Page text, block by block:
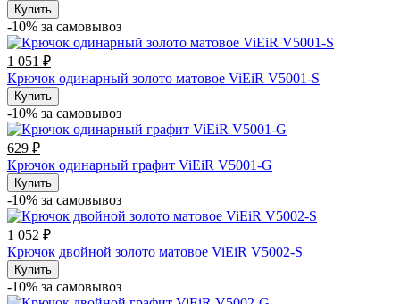
Купить
-10% за cамовывоз
1 051 ₽
Крючок одинарный золото матовое ViEiR V5001-S
Купить
-10% за cамовывоз
629 ₽
Крючок одинарный графит ViEiR V5001-G
Купить
-10% за cамовывоз
1 052 ₽
Крючок двойной золото матовое ViEiR V5002-S
Купить
-10% за cамовывоз